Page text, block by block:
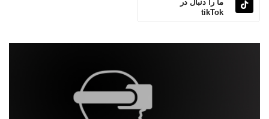
ما را دنبال در
tikTok